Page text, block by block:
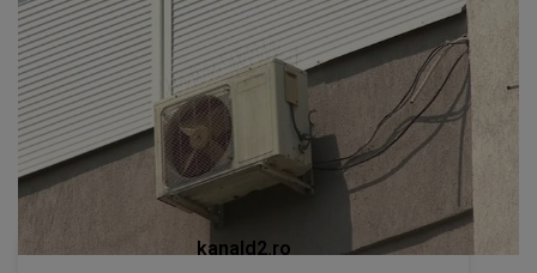
kanald2.ro